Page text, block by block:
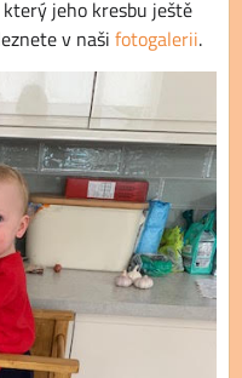
jeho kresbu ještě
v naši fotogalerii.